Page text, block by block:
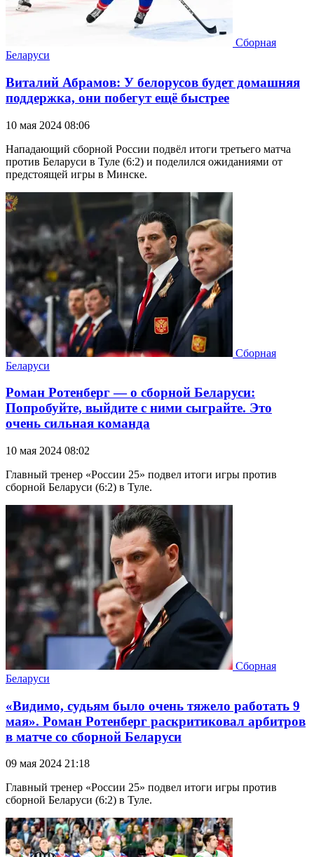
Сборная
Беларуси
Виталий Абрамов: У белорусов будет домашняя
поддержка, они побегут ещё быстрее
10 мая 2024 08:06
Нападающий сборной России подвёл итоги третьего матча
против Беларуси в Туле (6:2) и поделился ожиданиями от
предстоящей игры в Минске.
Сборная
Беларуси
Роман Ротенберг — о сборной Беларуси:
Попробуйте, выйдите с ними сыграйте. Это
очень сильная команда
10 мая 2024 08:02
Главный тренер «России 25» подвел итоги игры против
сборной Беларуси (6:2) в Туле.
Сборная
Беларуси
«Видимо, судьям было очень тяжело работать 9
мая». Роман Ротенберг раскритиковал арбитров
в матче со сборной Беларуси
09 мая 2024 21:18
Главный тренер «России 25» подвел итоги игры против
сборной Беларуси (6:2) в Туле.